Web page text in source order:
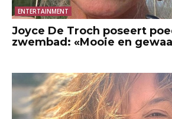
ENTERTAINMENT
Joyce De Troch poseert
zwembad: «Mooie en